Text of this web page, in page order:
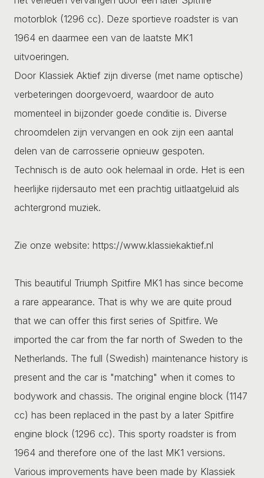
motorblok (1296 cc). Deze sportieve roadster is van
1964 en daarmee een van de laatste MK1
uitvoeringen.
Door Klassiek Aktief zijn diverse (met name optische)
verbeteringen doorgevoerd, waardoor de auto
momenteel in bijzonder goede conditie is. Diverse
chroomdelen zijn vervangen en ook zijn een aantal
delen van de carrosserie opnieuw gespoten.
Technisch is de auto ook helemaal in orde. Het is een
heerlijke rijdersauto met een prachtig uitlaatgeluid als
achtergrond muziek.
Zie onze website: https://www.klassiekaktief.nl
This beautiful Triumph Spitfire MK1 has since become
a rare appearance. That is why we are quite proud
that we can offer this first series of Spitfire. We
imported the car from the far north of Sweden to the
Netherlands. The full (Swedish) maintenance history is
present and the car is "matching" when it comes to
bodywork and chassis. The original engine block (1147
cc) has been replaced in the past by a later Spitfire
engine block (1296 cc). This sporty roadster is from
1964 and therefore one of the last MK1 versions.
Various improvements have been made by Klassiek